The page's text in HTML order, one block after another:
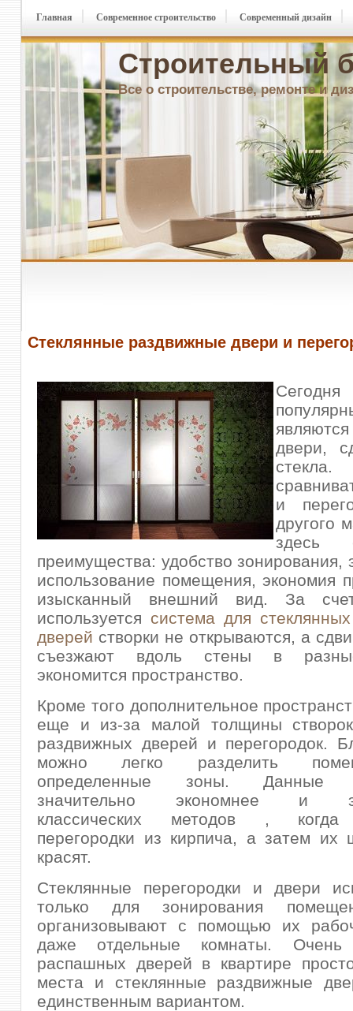
Строительный
Все о строительстве, ремонте и
Главная Современное строительство Современный дизайн
Стеклянные раздвижные двери и
двери,
и
другого
здесь
преимущества: удобство зонирования,
использование помещения, экономия
изысканный внешний вид. За
используется система для
дверей створки не открываются, а
съезжают вдоль стены в
экономится пространство.
Кроме того дополнительное
еще и из-за малой толщины створок
раздвижных дверей и перегородок.
можно легко разделить
определенные зоны. Данные
значительно экономнее и
классических методов , когда
перегородки из кирпича, а затем их
красят.
Стеклянные перегородки и двери
только для зонирования
организовывают с помощью их
даже отдельные комнаты.
распашных дверей в квартире
места и стеклянные раздвижные
единственным вариантом.